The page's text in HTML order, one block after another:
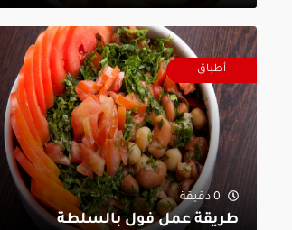
أطباق
0 دقيقة
طريقة عمل فول بالسلطة